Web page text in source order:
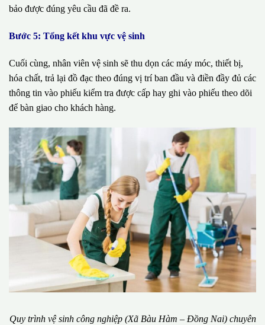
bảo được đúng yêu cầu đã đề ra.
Bước 5: Tổng kết khu vực vệ sinh
Cuối cùng, nhân viên vệ sinh sẽ thu dọn các máy móc, thiết bị,
hóa chất, trả lại đồ đạc theo đúng vị trí ban đầu và điền đầy đủ các
thông tin vào phiếu kiểm tra được cấp hay ghi vào phiếu theo dõi
để bàn giao cho khách hàng.
Quy trình vệ sinh công nghiệp (Xã Bàu Hàm – Đồng Nai) chuyên